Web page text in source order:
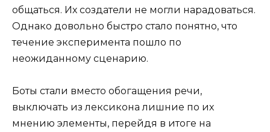
общаться. Их создатели не могли нарадоваться.
Однако довольно быстро стало понятно, что
течение эксперимента пошло по
неожиданному сценарию.
Боты стали вместо обогащения речи,
выключать из лексикона лишние по их
мнению элементы, перейдя в итоге на